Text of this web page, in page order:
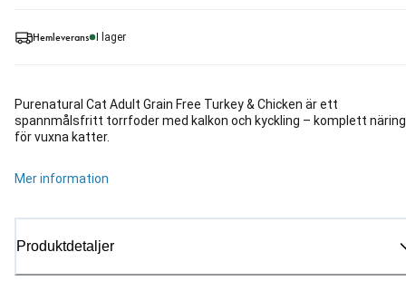
Hemleverans I lager
Purenatural Cat Adult Grain Free Turkey & Chicken är ett
spannmålsfritt torrfoder med kalkon och kyckling – komplett näring
för vuxna katter.
Mer information
Produktdetaljer